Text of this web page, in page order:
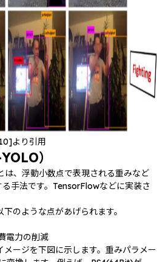
より引用
）
、浮動小数点で表現される重みなど
手法です。TensorFlowなどに実装さ
のような点があげられます。
電力の削減
ージを下図に示します。重みパラメー